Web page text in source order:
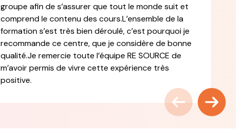
groupe afin de s’assurer que tout le monde suit et
comprend le contenu des cours.L’ensemble de la
formation s’est très bien déroulé, c’est pourquoi je
recommande ce centre, que je considère de bonne
qualité.Je remercie toute l’équipe RE SOURCE de
m’avoir permis de vivre cette expérience très
positive.